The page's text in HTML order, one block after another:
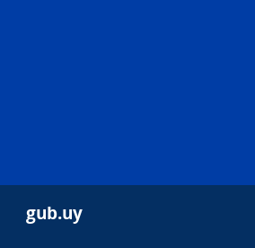
gub.uy